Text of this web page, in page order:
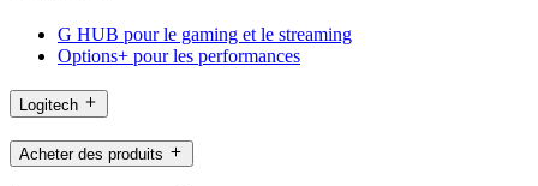
G HUB pour le gaming et le streaming
Options+ pour les performances
Logitech
Acheter des produits